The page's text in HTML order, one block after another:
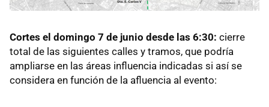
Cortes el domingo 7 de junio desde las 6:30: cierre
total de las siguientes calles y tramos, que podría
ampliarse en las áreas influencia indicadas si así se
considera en función de la afluencia al evento: